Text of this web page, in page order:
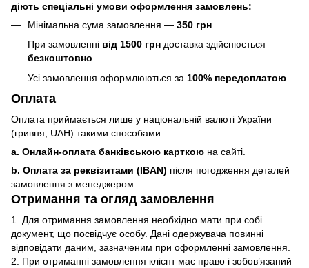
діють спеціальні умови оформлення замовлень:
Мінімальна сума замовлення — 350 грн
При замовленні від 1500 грн доставка здійснюється
безкоштовно.
Усі замовлення оформлюються за 100% передоплатою
Оплата
Оплата приймається лише у національній валюті України
(гривня, UAH) такими способами:
a. Онлайн-оплата банківською карткою на сайті.
b. Оплата за реквізитами (IBAN) після погодження деталей
замовлення з менеджером.
Отримання та огляд замовлення
1. Для отримання замовлення необхідно мати при собі
документ, що посвідчує особу. Дані одержувача повинні
відповідати даним, зазначеним при оформленні замовлення.
2. При отриманні замовлення клієнт має право і зобов’язаний